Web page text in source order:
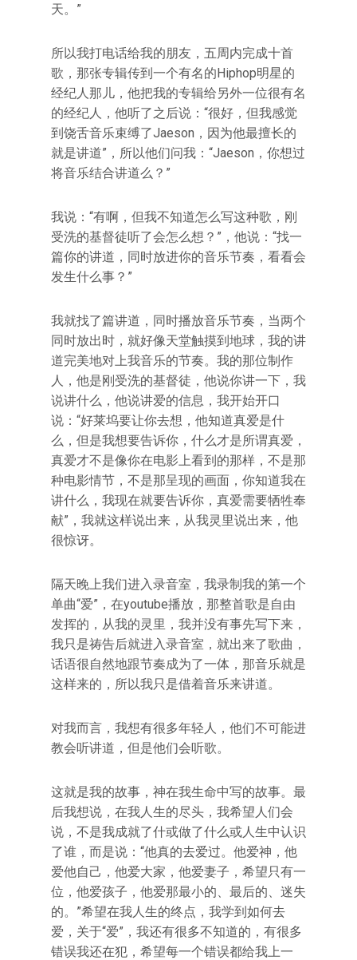
天。”
所以我打电话给我的朋友，五周内完成十首
歌，那张专辑传到一个有名的Hiphop明星的
经纪人那儿，他把我的专辑给另外一位很有名
的经纪人，他听了之后说：“很好，但我感觉
到饶舌音乐束缚了Jaeson，因为他最擅长的
就是讲道”，所以他们问我：“Jaeson，你想过
将音乐结合讲道么？”
我说：“有啊，但我不知道怎么写这种歌，刚
受洗的基督徒听了会怎么想？”，他说：“找一
篇你的讲道，同时放进你的音乐节奏，看看会
发生什么事？”
我就找了篇讲道，同时播放音乐节奏，当两个
同时放出时，就好像天堂触摸到地球，我的讲
道完美地对上我音乐的节奏。我的那位制作
人，他是刚受洗的基督徒，他说你讲一下，我
说讲什么，他说讲爱的信息，我开始开口
说：“好莱坞要让你去想，他知道真爱是什
么，但是我想要告诉你，什么才是所谓真爱，
真爱才不是像你在电影上看到的那样，不是那
种电影情节，不是那呈现的画面，你知道我在
讲什么，我现在就要告诉你，真爱需要牺牲奉
献”，我就这样说出来，从我灵里说出来，他
很惊讶。
隔天晚上我们进入录音室，我录制我的第一个
单曲“爱”，在youtube播放，那整首歌是自由
发挥的，从我的灵里，我并没有事先写下来，
我只是祷告后就进入录音室，就出来了歌曲，
话语很自然地跟节奏成为了一体，那音乐就是
这样来的，所以我只是借着音乐来讲道。
对我而言，我想有很多年轻人，他们不可能进
教会听讲道，但是他们会听歌。
这就是我的故事，神在我生命中写的故事。最
后我想说，在我人生的尽头，我希望人们会
说，不是我成就了什或做了什么或人生中认识
了谁，而是说：“他真的去爱过。他爱神，他
爱他自己，他爱大家，他爱妻子，希望只有一
位，他爱孩子，他爱那最小的、最后的、迷失
的。”希望在我人生的终点，我学到如何去
爱，关于“爱”，我还有很多不知道的，有很多
错误我还在犯，希望每一个错误都给我上一